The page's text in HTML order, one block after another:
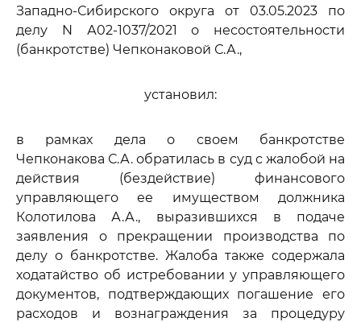
Западно-Сибирского округа от 03.05.2023 по
делу N А02-1037/2021 о несостоятельности
(банкротстве) Чепконаковой С.А.,
установил:
в рамках дела о своем банкротстве
Чепконакова С.А. обратилась в суд с жалобой на
действия (бездействие) финансового
управляющего ее имуществом должника
Колотилова А.А., выразившихся в подаче
заявления о прекращении производства по
делу о банкротстве. Жалоба также содержала
ходатайство об истребовании у управляющего
документов, подтверждающих погашение его
расходов и вознаграждения за процедуру